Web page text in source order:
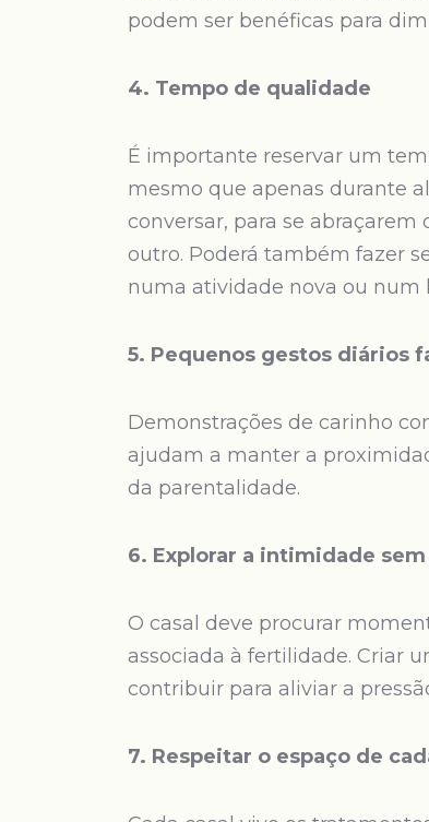
podem ser benéficas para
4. Tempo de qualidade
É importante reservar um
mesmo que apenas durante
conversar, para se
outro. Poderá também fazer
numa atividade nova ou num
5. Pequenos gestos diários
Demonstrações de carinho
ajudam a manter a
da parentalidade.
6. Explorar a intimidade
O casal deve procurar
associada à fertilidade. Criar
contribuir para aliviar a
7. Respeitar o espaço de